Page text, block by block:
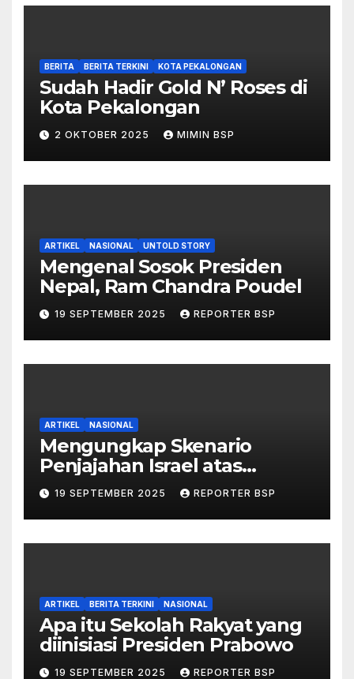
BERITA BERITA TERKINI KOTA PEKALONGAN
Sudah Hadir Gold N’ Roses di
Kota Pekalongan
2 OKTOBER 2025 MIMIN BSP
ARTIKEL NASIONAL UNTOLD STORY
Mengenal Sosok Presiden
Nepal, Ram Chandra Poudel
19 SEPTEMBER 2025 REPORTER BSP
ARTIKEL NASIONAL
Mengungkap Skenario
Penjajahan Israel atas
Palestina dalam Buku Ilan
Pappé
19 SEPTEMBER 2025 REPORTER BSP
ARTIKEL BERITA TERKINI NASIONAL
Apa itu Sekolah Rakyat yang
diinisiasi Presiden Prabowo
19 SEPTEMBER 2025 REPORTER BSP